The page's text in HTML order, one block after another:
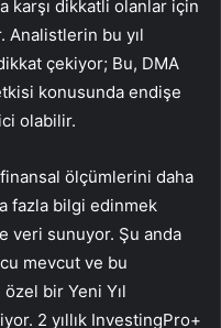
karşı dikkatli olanlar için
Analistlerin bu yıl
çekiyor; Bu, DMA
konusunda endişe
olabilir.
ölçümlerini daha
fazla bilgi edinmek
veri sunuyor. Şu anda
mevcut ve bu
bir Yeni Yıl
2 yıllık InvestingPro+